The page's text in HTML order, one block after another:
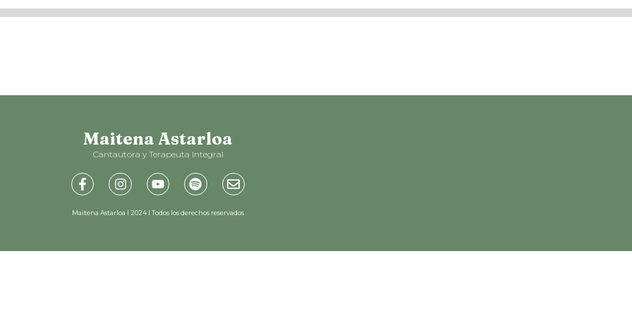
Maitena Astarloa
Cantautora y Terapeuta Integral
Maitena Astarloa I 2024 I Todos los derechos reservados